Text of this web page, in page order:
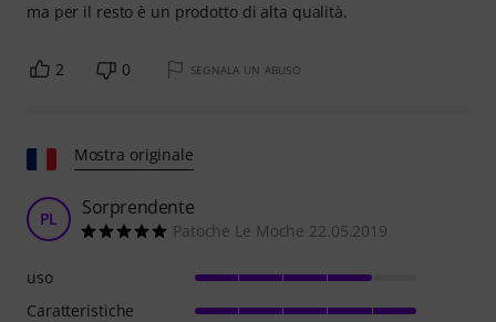
ma per il resto è un prodotto di alta qualità.
2 0 SEGNALA UN ABUSO
Mostra originale
PL Sorprendente
Patoche Le Moche 22.05.2019
uso
Caratteristiche